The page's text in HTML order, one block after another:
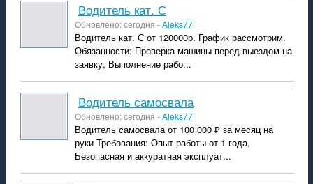
Водитель кат. С
Обновлено: сегодня -Aleks77
Водитель кат. С от 120000р. График рассмотрим.
Обязанности: Проверка машины перед выездом на
заявку, Выполнение рабо...
Водитель самосвала
Обновлено: сегодня -Aleks77
Водитель самосвала от 100 000 ₽ за месяц на
руки Требования: Опыт работы от 1 года,
Безопасная и аккуратная эксплуат...